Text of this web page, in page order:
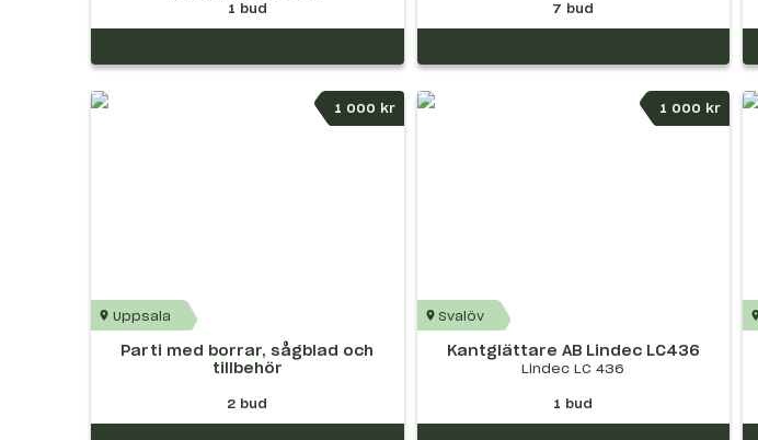
1 bud 7 bud
Uppsala
1 000 kr
Parti med borrar, sågblad och
tillbehör
2 bud
Svalöv
1 000 kr
Kantglättare AB Lindec LC436
Lindec LC 436
1 bud